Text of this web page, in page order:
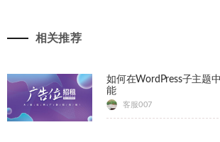
相关推荐
如何在WordPress子主题
能
客服007